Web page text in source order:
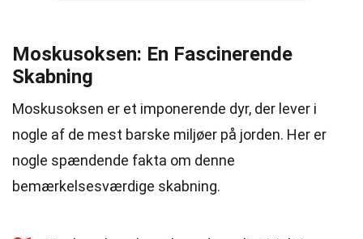
Moskusoksen: En Fascinerende
Skabning
Moskusoksen er et imponerende dyr, der lever i
nogle af de mest barske miljøer på jorden. Her er
nogle spændende fakta om denne
bemærkelsesværdige skabning.